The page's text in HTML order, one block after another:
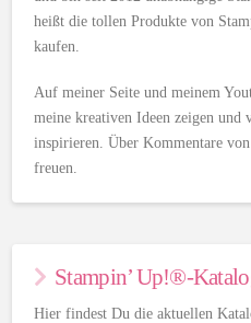
heißt die tollen Produkte von
kaufen.
Auf meiner Seite und meinem
meine kreativen Ideen zeigen und
inspirieren. Über Kommentare
freuen.
Stampin’ Up!®-
Hier findest Du die aktuellen